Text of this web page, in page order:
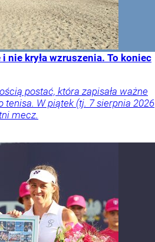
nie kryła wzruszenia. To koniec
postać, która zapisała ważne
tenisa. W piątek (tj. 7 sierpnia 2026
mecz.